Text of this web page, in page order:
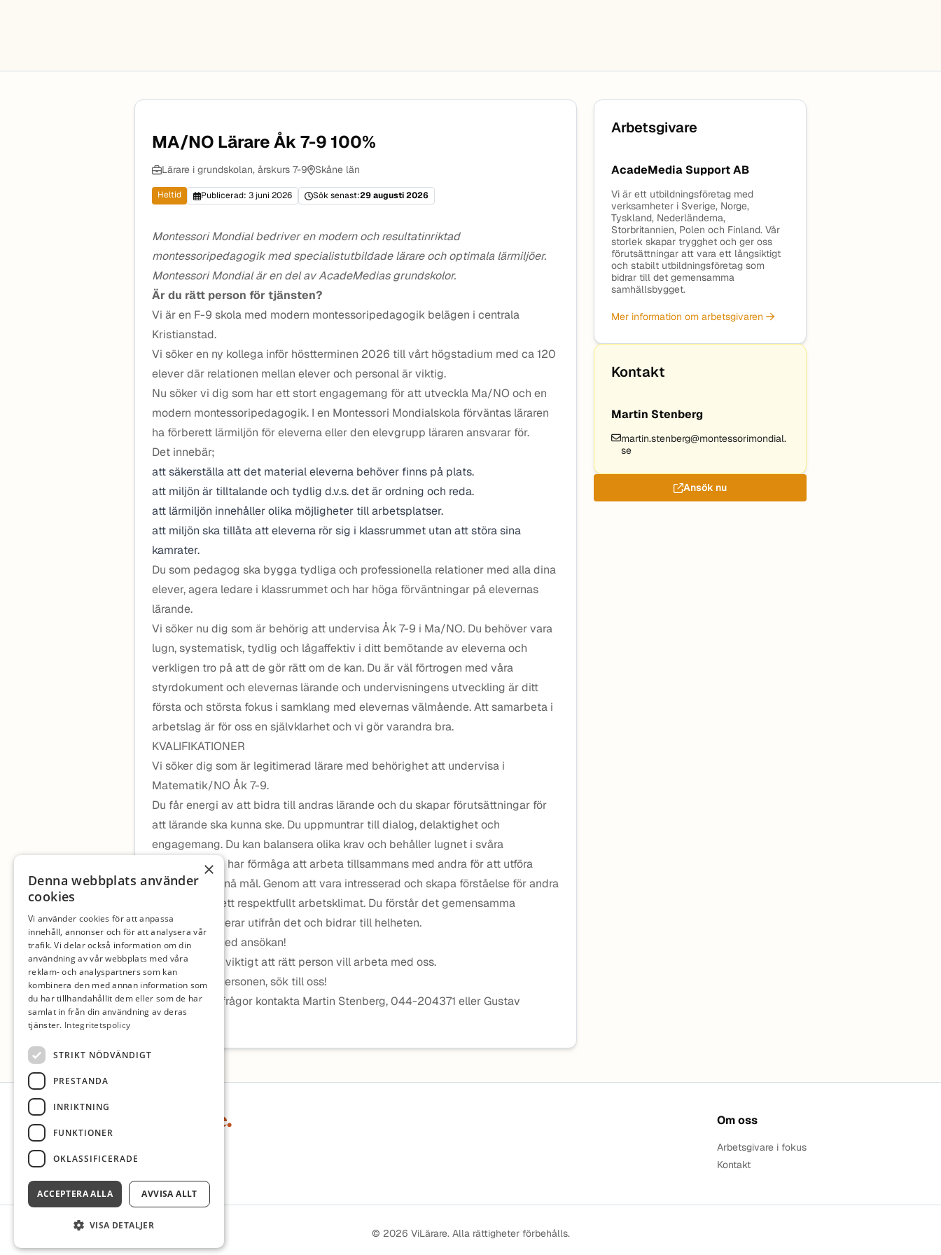
MA/NO Lärare Åk 7-9 100%
Lärare i grundskolan, årskurs 7-9 Skåne län
Heltid Publicerad: 3 juni 2026 Sök senast:29 augusti 2026
Montessori Mondial bedriver en modern och resultatinriktad
montessoripedagogik med specialistutbildade lärare och optimala lärmiljöer.
Montessori Mondial är en del av AcadeMedias grundskolor.
Är du rätt person för tjänsten?
Vi är en F-9 skola med modern montessoripedagogik belägen i centrala
Kristianstad.
Vi söker en ny kollega inför höstterminen 2026 till vårt högstadium med ca 120
elever där relationen mellan elever och personal är viktig.
Nu söker vi dig som har ett stort engagemang för att utveckla Ma/NO och en
modern montessoripedagogik. I en Montessori Mondialskola förväntas läraren
ha förberett lärmiljön för eleverna eller den elevgrupp läraren ansvarar för.
Det innebär;
att säkerställa att det material eleverna behöver finns på plats.
att miljön är tilltalande och tydlig d.v.s. det är ordning och reda.
att lärmiljön innehåller olika möjligheter till arbetsplatser.
att miljön ska tillåta att eleverna rör sig i klassrummet utan att störa sina
kamrater.
Du som pedagog ska bygga tydliga och professionella relationer med alla dina
elever, agera ledare i klassrummet och har höga förväntningar på elevernas
lärande.
Vi söker nu dig som är behörig att undervisa Åk 7-9 i Ma/NO. Du behöver vara
lugn, systematisk, tydlig och lågaffektiv i ditt bemötande av eleverna och
verkligen tro på att de gör rätt om de kan. Du är väl förtrogen med våra
styrdokument och elevernas lärande och undervisningens utveckling är ditt
första och största fokus i samklang med elevernas välmående. Att samarbeta i
arbetslag är för oss en självklarhet och vi gör varandra bra.
KVALIFIKATIONER
Vi söker dig som är legitimerad lärare med behörighet att undervisa i
Matematik/NO Åk 7-9.
Du får energi av att bidra till andras lärande och du skapar förutsättningar för
att lärande ska kunna ske. Du uppmuntrar till dialog, delaktighet och
engagemang. Du kan balansera olika krav och behåller lugnet i svåra
situationer. Du har förmåga att arbeta tillsammans med andra för att utföra
uppgifter och nå mål. Genom att vara intresserad och skapa förståelse för andra
verkar du för ett respektfullt arbetsklimat. Du förstår det gemensamma
uppdraget, agerar utifrån det och bidrar till helheten.
Välkommen med ansökan!
För oss är det viktigt att rätt person vill arbeta med oss.
Är du denna personen, sök till oss!
Har du några frågor kontakta Martin Stenberg, 044-204371 eller Gustav
Arbetsgivare
AcadeMedia Support AB
Vi är ett utbildningsföretag med
verksamheter i Sverige, Norge,
Tyskland, Nederländerna,
Storbritannien, Polen och Finland. Vår
storlek skapar trygghet och ger oss
förutsättningar att vara ett långsiktigt
och stabilt utbildningsföretag som
bidrar till det gemensamma
samhällsbygget.
Mer information om arbetsgivaren
Kontakt
Martin Stenberg
martin.stenberg@montessorimondial.
se
Ansök nu
Sidfot
Om oss
Arbetsgivare i fokus
Kontakt
© 2026 ViLärare. Alla rättigheter förbehålls.
×
Denna webbplats använder
cookies
Vi använder cookies för att anpassa
innehåll, annonser och för att analysera vår
trafik. Vi delar också information om din
användning av vår webbplats med våra
reklam- och analyspartners som kan
kombinera den med annan information som
du har tillhandahållit dem eller som de har
samlat in från din användning av deras
tjänster. Integritetspolicy
STRIKT NÖDVÄNDIGT
PRESTANDA
INRIKTNING
FUNKTIONER
OKLASSIFICERADE
ACCEPTERA ALLA AVVISA ALLT
VISA DETALJER